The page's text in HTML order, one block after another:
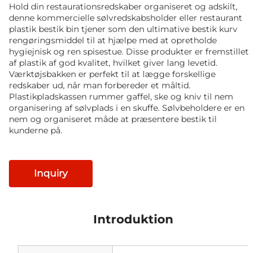
Hold din restaurationsredskaber organiseret og adskilt,
denne kommercielle sølvredskabsholder eller restaurant
plastik bestik bin tjener som den ultimative bestik kurv
rengøringsmiddel til at hjælpe med at opretholde
hygiejnisk og ren spisestue. Disse produkter er fremstillet
af plastik af god kvalitet, hvilket giver lang levetid.
Værktøjsbakken er perfekt til at lægge forskellige
redskaber ud, når man forbereder et måltid.
Plastikpladskassen rummer gaffel, ske og kniv til nem
organisering af sølvplads i en skuffe. Sølvbeholdere er en
nem og organiseret måde at præsentere bestik til
kunderne på.
Inquiry
Introduktion